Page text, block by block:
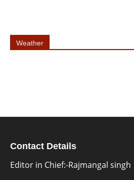
Weather
Contact Details
Editor in Chief:-Rajmangal singh